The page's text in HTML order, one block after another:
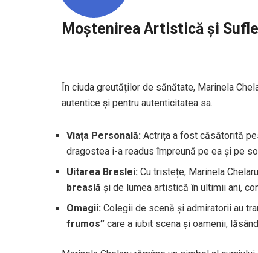
Moștenirea Artistică și
În ciuda greutăților de sănătate, Marinela
autentice și pentru autenticitatea sa.
Viața Personală: Actrița a fost căsătorită
dragostea i-a readus împreună pe ea și pe
Uitarea Breslei: Cu tristețe, Marinela
breaslă și de lumea artistică în ultimii ani,
Omagii: Colegii de scenă și admiratorii au
frumos” care a iubit scena și oamenii,